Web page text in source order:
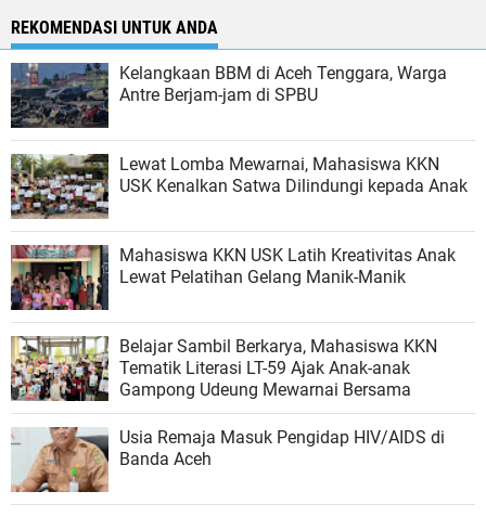
REKOMENDASI UNTUK ANDA
Kelangkaan BBM di Aceh Tenggara, Warga
Antre Berjam-jam di SPBU
Lewat Lomba Mewarnai, Mahasiswa KKN
USK Kenalkan Satwa Dilindungi kepada Anak
Mahasiswa KKN USK Latih Kreativitas Anak
Lewat Pelatihan Gelang Manik-Manik
Belajar Sambil Berkarya, Mahasiswa KKN
Tematik Literasi LT-59 Ajak Anak-anak
Gampong Udeung Mewarnai Bersama
Usia Remaja Masuk Pengidap HIV/AIDS di
Banda Aceh